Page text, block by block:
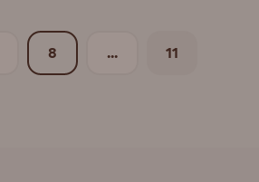
8 ... 11